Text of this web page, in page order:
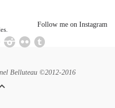
Follow me on Instagram
Belluteau ©2012-2016